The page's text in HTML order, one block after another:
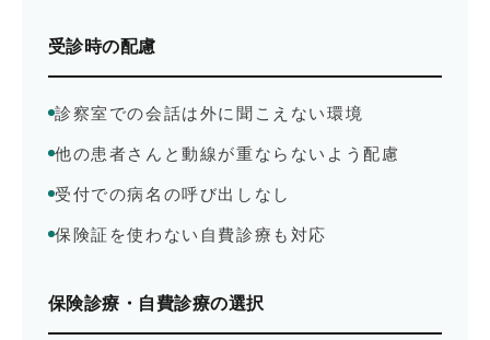
受診時の配慮
診察室での会話は外に聞こえない環境
他の患者さんと動線が重ならないよう配慮
受付での病名の呼び出しなし
保険証を使わない自費診療も対応
保険診療・自費診療の選択